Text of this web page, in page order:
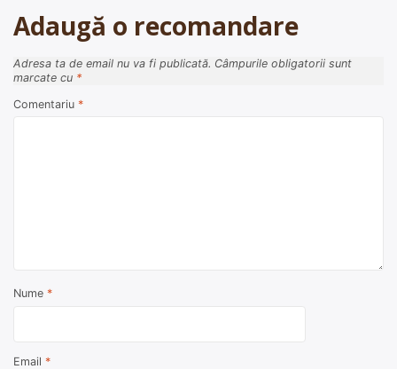
Adaugă o recomandare
Adresa ta de email nu va fi publicată. Câmpurile obligatorii sunt
marcate cu *
Comentariu *
Nume *
Email *